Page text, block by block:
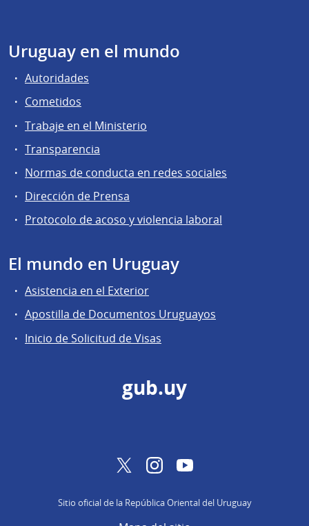
Uruguay en el mundo
Autoridades
Cometidos
Trabaje en el Ministerio
Transparencia
Normas de conducta en redes sociales
Dirección de Prensa
Protocolo de acoso y violencia laboral
El mundo en Uruguay
Asistencia en el Exterior
Apostilla de Documentos Uruguayos
Inicio de Solicitud de Visas
gub.uy
TwitterInstagramYouTube
Sitio oficial de la República Oriental del Uruguay